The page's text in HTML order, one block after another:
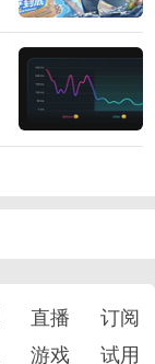
直播
订阅
游戏 试用